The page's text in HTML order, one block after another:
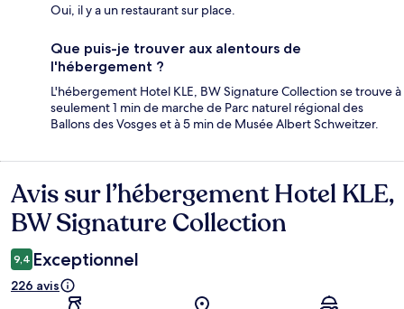
Oui, il y a un restaurant sur place.
Que puis-je trouver aux alentours de
l'hébergement ?
L'hébergement Hotel KLE, BW Signature Collection se trouve à
seulement 1 min de marche de Parc naturel régional des
Ballons des Vosges et à 5 min de Musée Albert Schweitzer.
Avis
Avis sur l’hébergement Hotel KLE,
BW Signature Collection
9,4 Exceptionnel
226 avis